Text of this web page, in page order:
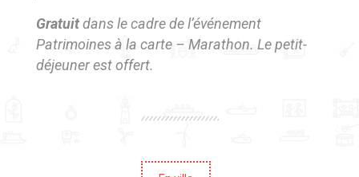
Gratuitdans le cadre de l’événement
Patrimoines à la carte – Marathon. Le petit-
déjeuner est offert.